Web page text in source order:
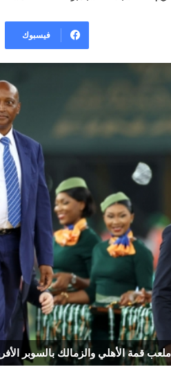
فيسبوك
قمة الأهلي والزمالك بالسوبر